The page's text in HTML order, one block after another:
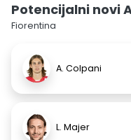
Potencijalni novi
Fiorentina
A. Colpani
L. Majer